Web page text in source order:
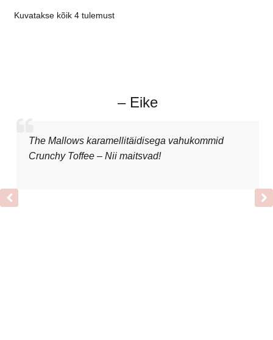
Kuvatakse kõik 4 tulemust
– Eike
The Mallows karamellitäidisega vahukommid
Crunchy Toffee – Nii maitsvad!